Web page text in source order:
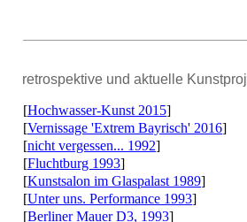
retrospektive und aktuelle
[Hochwasser-Kunst 2015]
[Vernissage 'Extrem Bayrisch' 2016]
[nicht vergessen... 1992]
[Fluchtburg 1993]
[Kunstsalon im Glaspalast 1989]
[Unter uns. Performance 1993]
[Berliner Mauer D3, 1993]